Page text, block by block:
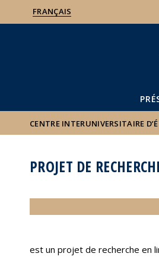
FRANÇAIS
CENTRE INTERUNIVERSITAIRE
PROJET DE
est un projet de recherche en